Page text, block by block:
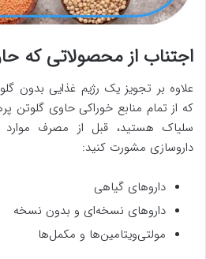
اجتناب از محصولاتی که
علاوه بر تجویز یک رژیم غذایی بدون
که از تمام منابع خوراکی حاوی گلوتن
سلیاک هستید، قبل از مصرف
داروسازی مشورت کنید:
داروهای گیاهی
داروهای نسخه‌ای و بدون نسخه
مولتی‌ویتامین‌ها و مکمل‌ها